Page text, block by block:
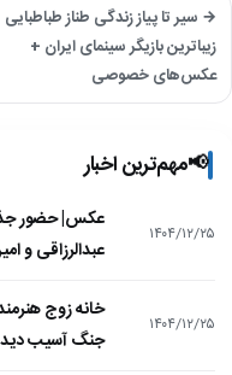
→ سیر تا پیاز زندگی طناز طباطبایی
زیباترین بازیگر‌ سینمای ایران +
عکس‌های خصوصی
📢مهم‌ترین اخبار
۱۴۰۴/۱۲/۲۵
عکس| حضور
عبدالرزاقی و
۱۴۰۴/۱۲/۲۵
خانه زوج
جنگ آسیب